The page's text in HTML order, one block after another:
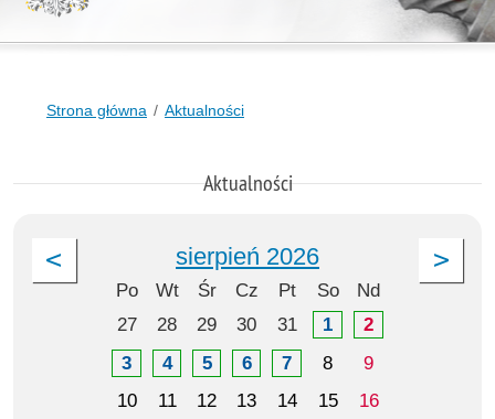
Strona główna Aktualności
Aktualności
sierpień 2026
Po Wt Śr Cz Pt So
Nd
27
28 29 30 31 1
2
3
4 5 6 7 8
9
10
11 12 13 14 15
16